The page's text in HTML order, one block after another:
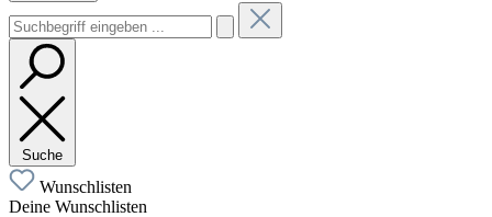
Suche
Wunschlisten
Deine Wunschlisten